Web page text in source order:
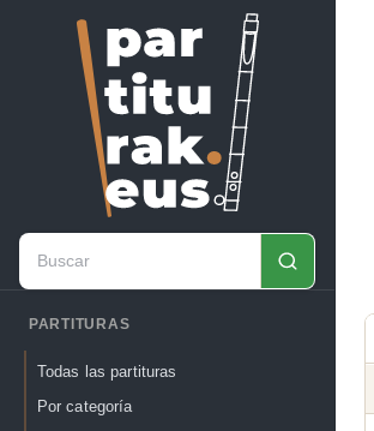
PARTITURAS
Todas las partituras
Por categoría